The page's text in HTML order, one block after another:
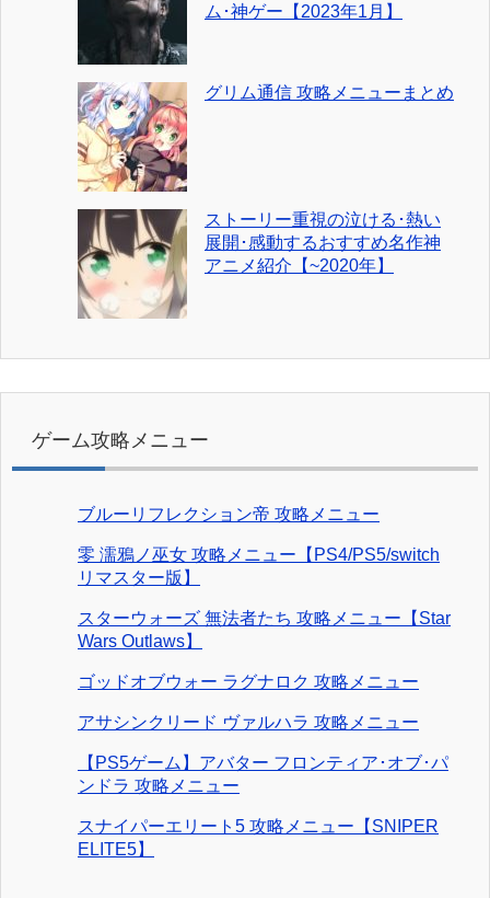
ム･神ゲー【2023年1月】
グリム通信 攻略メニューまとめ
ストーリー重視の泣ける･熱い
展開･感動するおすすめ名作神
アニメ紹介【~2020年】
ゲーム攻略メニュー
ブルーリフレクション帝 攻略メニュー
零 濡鴉ノ巫女 攻略メニュー【PS4/PS5/switch
リマスター版】
スターウォーズ 無法者たち 攻略メニュー【Star
Wars Outlaws】
ゴッドオブウォー ラグナロク 攻略メニュー
アサシンクリード ヴァルハラ 攻略メニュー
【PS5ゲーム】アバター フロンティア･オブ･パ
ンドラ 攻略メニュー
スナイパーエリート5 攻略メニュー【SNIPER
ELITE5】